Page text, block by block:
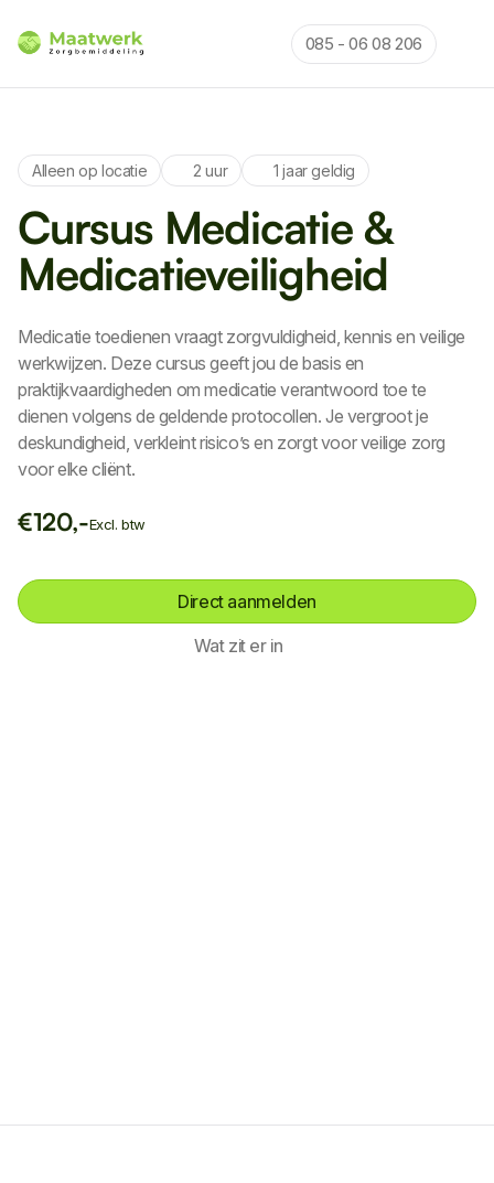
085 - 06 08 206
Alleen op locatie 2 uur 1 jaar geldig
Cursus Medicatie &
Medicatieveiligheid
Medicatie toedienen vraagt zorgvuldigheid, kennis en veilige
werkwijzen. Deze cursus geeft jou de basis en
praktijkvaardigheden om medicatie verantwoord toe te
dienen volgens de geldende protocollen. Je vergroot je
deskundigheid, verkleint risico’s en zorgt voor veilige zorg
voor elke cliënt.
€120,-Excl. btw
Direct aanmelden
Wat zit er in